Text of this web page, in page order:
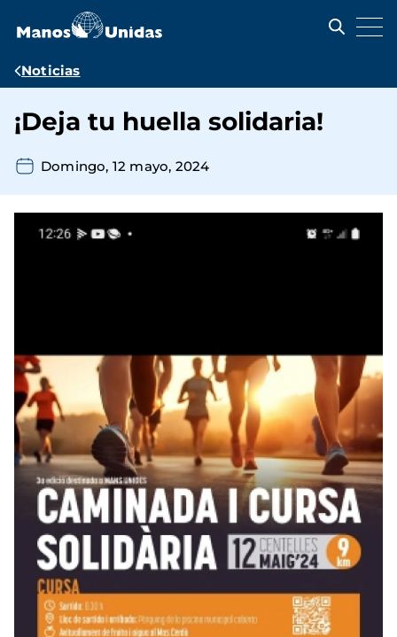
contenido
Ruta
navegación
Noticias
¡Deja tu huella solidaria!
Domingo, 12 mayo, 2024